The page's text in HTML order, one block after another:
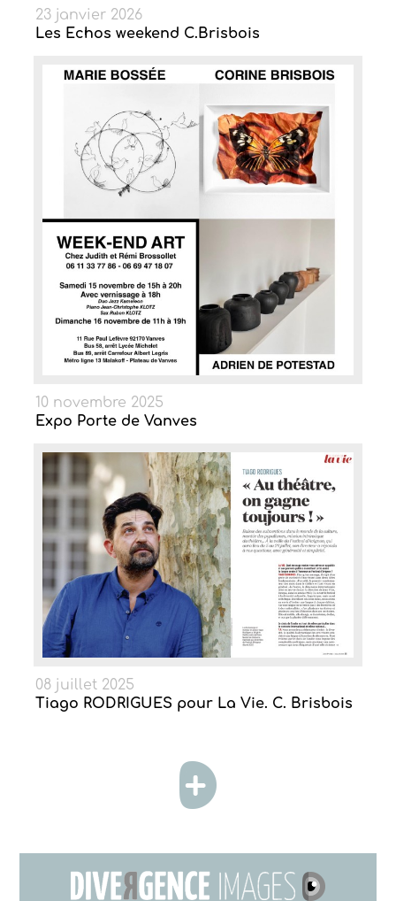
23 janvier 2026
Les Echos weekend C.Brisbois
10 novembre 2025
Expo Porte de Vanves
08 juillet 2025
Tiago RODRIGUES pour La Vie. C. Brisbois